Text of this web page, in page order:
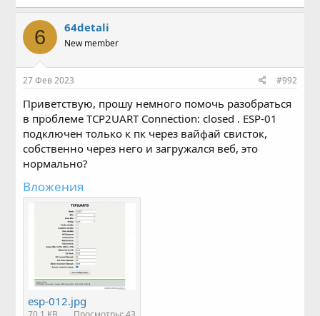
6 64detali
New member
27 Фев 2023 #992
Приветствую, прошу немного помочь разобраться
в проблеме TCP2UART Connection: closed . ESP-01
подключен только к пк через вайфай свисток,
собственно через него и загружался веб, это
нормально?
Вложения
esp-012.jpg